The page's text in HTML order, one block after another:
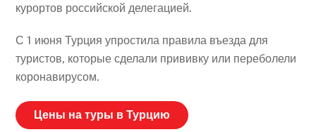
курортов российской делегацией.
С 1 июня Турция упростила правила въезда для
туристов, которые сделали прививку или переболели
коронавирусом.
Цены на туры в Турцию